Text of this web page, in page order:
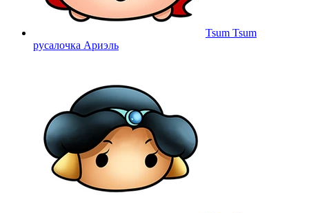
Tsum Tsum
русалочка Ариэль